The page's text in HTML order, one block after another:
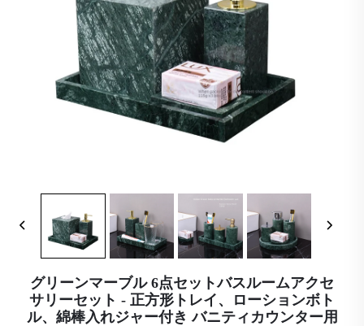
グリーンマーブル 6点セットバスルームアクセ
サリーセット - 正方形トレイ、ローションボト
ル、綿棒入れジャー付き バニティカウンター用